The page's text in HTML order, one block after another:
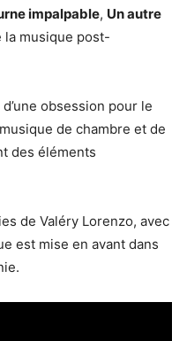
impalpable, Un autre
la musique post-
obsession pour le
de chambre et de
des éléments
de Valéry Lorenzo, avec
est mise en avant dans